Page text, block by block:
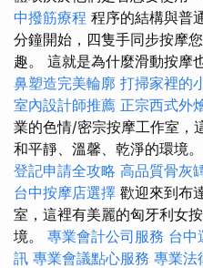
中撥筋療程 程序的結構與普
分鐘開始，四隻手同步按摩
趣。 這就是為什麼滑動按摩
鼻塑造完美輪廓 打掃家裡的
室內設計師推薦 正宗西式外
業的色情/密宗按摩工作室，
和平靜、溫馨、乾淨的環境。
登記申請全攻略 高品質骨灰
台中按摩店選擇 歡迎來到布
室，這裡有美麗的匈牙利女
境。 專業會計公司服務 台中
訊 專業會議點心服務 專業法